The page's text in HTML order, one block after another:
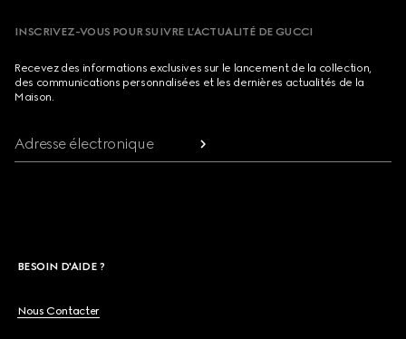
INSCRIVEZ-VOUS POUR SUIVRE L’ACTUALITÉ DE GUCCI
Recevez des informations exclusives sur le lancement de la collection,
des communications personnalisées et les dernières actualités de la
Maison.
Adresse électronique
BESOIN D'AIDE ?
Nous Contacter